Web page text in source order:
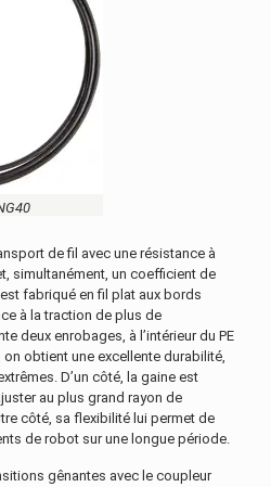
de fil avec une résistance à
simultanément, un coefficient de
fabriqué en fil plat aux bords
à la traction de plus de
deux enrobages, à l’intérieur du PE
on obtient une excellente durabilité,
D’un côté, la gaine est
au plus grand rayon de
côté, sa flexibilité lui permet de
de robot sur une longue période.
gênantes avec le coupleur